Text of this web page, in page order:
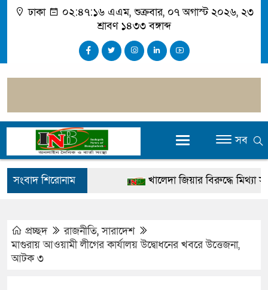
ঢাকা ০২:৪৭:১৭ এএম, শুক্রবার, ০৭ অগাস্ট ২০২৬, ২৩
শ্রাবণ ১৪৩৩ বঙ্গাব্দ
সব
সংবাদ শিরোনাম
খালেদা জিয়ার বিরুদ্ধে মিথ্যা
জুলাই স্মৃতি জাদুঘর উদ্বোধন করবেন
প্রচ্ছদ রাজনীতি,সারাদেশ
মাগুরায় আওয়ামী লীগের কার্যালয় উদ্বোধনের খবরে উত্তেজনা,
আটক ৩